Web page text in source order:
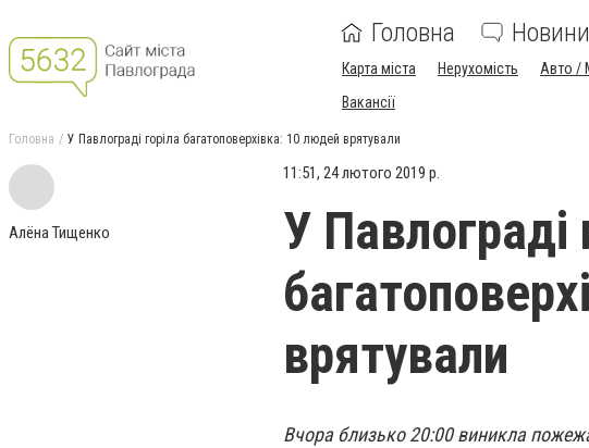
Головна Новини
Карта міста Нерухомість Авто /
Вакансії
Головна У Павлограді горіла багатоповерхівка: 10 людей врятували
Алёна Тищенко
11:51, 24 лютого 2019 р.
У Павлограді
врятували
Вчора близько 20:00 виникла